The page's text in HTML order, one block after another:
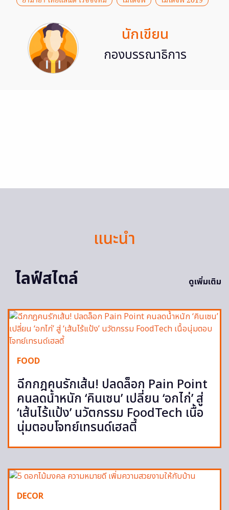
นักเขียน
กองบรรณาธิการ
แนะนำ
ไลฟ์สไตล์
ดูเพิ่มเติม
FOOD
ฉีกกฎคนรักเส้น! ปลดล็อก Pain Point
คนลดน้ำหนัก ‘คินเซน’ เปลี่ยน ‘อกไก่’ สู่
‘เส้นไร้แป้ง’ นวัตกรรม FoodTech เนื้อ
นุ่มตอบโจทย์เทรนด์เฮลตี้
DECOR